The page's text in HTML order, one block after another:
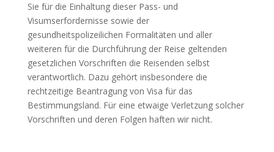
Sie für die Einhaltung dieser Pass- und
Visumserfordernisse sowie der
gesundheitspolizeilichen Formalitäten und aller
weiteren für die Durchführung der Reise geltenden
gesetzlichen Vorschriften die Reisenden selbst
verantwortlich. Dazu gehört insbesondere die
rechtzeitige Beantragung von Visa für das
Bestimmungsland. Für eine etwaige Verletzung solcher
Vorschriften und deren Folgen haften wir nicht.